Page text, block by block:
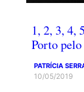
1, 2, 3, 4,
Porto
PATRÍCIA
10/05/2019